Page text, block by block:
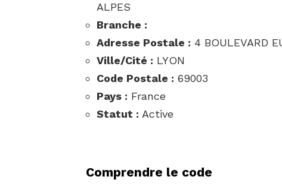
ALPES
Branche :
Adresse Postale : 4 BOULEVARD
Ville/Cité : LYON
Code Postale : 69003
Pays : France
Statut : Active
Comprendre le code